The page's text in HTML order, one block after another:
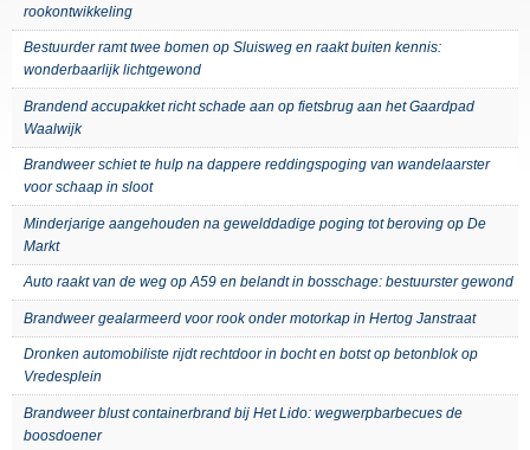
rookontwikkeling
Bestuurder ramt twee bomen op Sluisweg en raakt buiten kennis:
wonderbaarlijk lichtgewond
Brandend accupakket richt schade aan op fietsbrug aan het Gaardpad
Waalwijk
Brandweer schiet te hulp na dappere reddingspoging van wandelaarster
voor schaap in sloot
Minderjarige aangehouden na gewelddadige poging tot beroving op De
Markt
Auto raakt van de weg op A59 en belandt in bosschage: bestuurster gewond
Brandweer gealarmeerd voor rook onder motorkap in Hertog Janstraat
Dronken automobiliste rijdt rechtdoor in bocht en botst op betonblok op
Vredesplein
Brandweer blust containerbrand bij Het Lido: wegwerpbarbecues de
boosdoener